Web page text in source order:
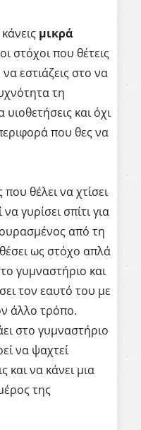
μικρά
στόχοι που θέτεις
εστιάζεις στο να
τη
και όχι
που θες να
θέλει να χτίσει
γυρίσει σπίτι για
από τη
ως στόχο απλά
γυμναστήριο και
τον εαυτό του με
άλλο τρόπο.
στο γυμναστήριο
να ψαχτεί
και να κάνει μια
της